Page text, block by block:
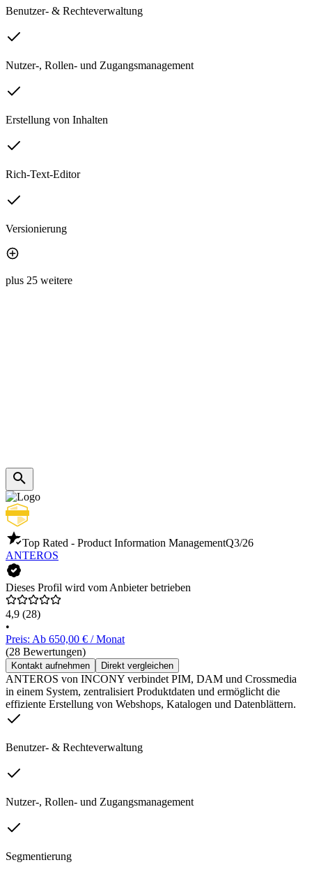
Benutzer- & Rechteverwaltung
Nutzer-, Rollen- und Zugangsmanagement
Erstellung von Inhalten
Rich-Text-Editor
Versionierung
plus 25 weitere
Top Rated - Product Information ManagementQ3/26
ANTEROS
Dieses Profil wird vom Anbieter betrieben
4,9 (28)
•
Preis: Ab 650,00 € / Monat
(28 Bewertungen)
Kontakt aufnehmen Direkt vergleichen
ANTEROS von INCONY verbindet PIM, DAM und Crossmedia
in einem System, zentralisiert Produktdaten und ermöglicht die
effiziente Erstellung von Webshops, Katalogen und Datenblättern.
Benutzer- & Rechteverwaltung
Nutzer-, Rollen- und Zugangsmanagement
Segmentierung